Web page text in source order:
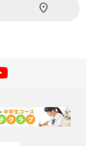
location_on